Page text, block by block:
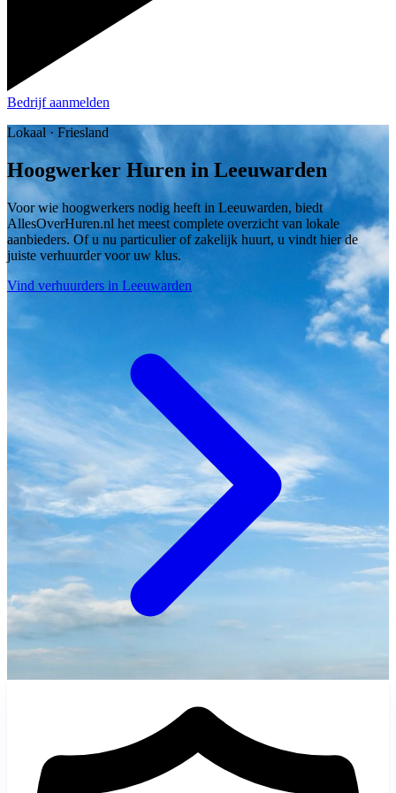
Bedrijf aanmelden
Lokaal · Friesland
Hoogwerker Huren in Leeuwarden
Voor wie hoogwerkers nodig heeft in Leeuwarden, biedt
AllesOverHuren.nl het meest complete overzicht van lokale
aanbieders. Of u nu particulier of zakelijk huurt, u vindt hier de
juiste verhuurder voor uw klus.
Vind verhuurders in Leeuwarden